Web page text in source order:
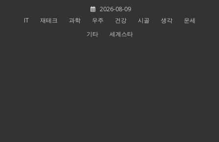
2026-08-09
IT
재테크 과학 우주 건강 시골 생각
운세
기타
세계스타